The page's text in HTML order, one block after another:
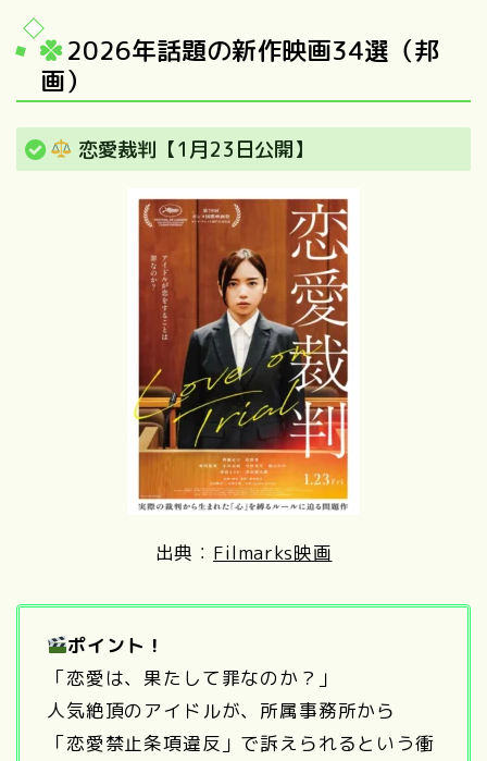
2026年話題の新作映画34選（邦
画）
恋愛裁判【1月23日公開】
出典： Filmarks映画
ポイント！
「恋愛は、果たして罪なのか？」
人気絶頂のアイドルが、所属事務所から
「恋愛禁止条項違反」で訴えられるという衝